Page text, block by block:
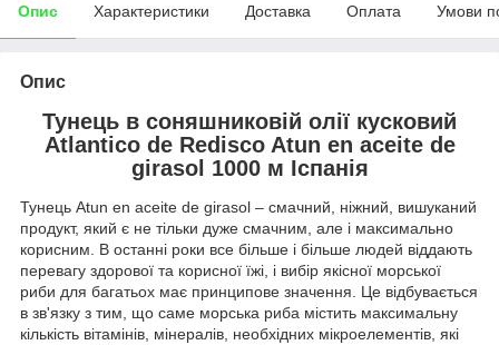
Опис Характеристики Доставка Оплата Умови
Опис
Тунець в соняшниковій олії кусковий
Atlantico de Redisco Atun en aceite de
girasol 1000 м Іспанія
Тунець Atun en aceite de girasol – смачний, ніжний, вишуканий
продукт, який є не тільки дуже смачним, але і максимально
корисним. В останні роки все більше і більше людей віддають
перевагу здорової та корисної їжі, і вибір якісної морської
риби для багатьох має принципове значення. Це відбувається
в зв'язку з тим, що саме морська риба містить максимальну
кількість вітамінів, мінералів, необхідних мікроелементів, які